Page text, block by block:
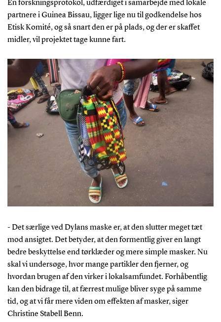
En forskningsprotokol, udfærdiget i samarbejde med lokale
partnere i Guinea Bissau, ligger lige nu til godkendelse hos
Etisk Komité, og så snart den er på plads, og der er skaffet
midler, vil projektet tage kunne fart.
- Det særlige ved Dylans maske er, at den slutter meget tæt
mod ansigtet. Det betyder, at den formentlig giver en langt
bedre beskyttelse end tørklæder og mere simple masker. Nu
skal vi undersøge, hvor mange partikler den fjerner, og
hvordan brugen af den virker i lokalsamfundet. Forhåbentlig
kan den bidrage til, at færrest mulige bliver syge på samme
tid, og at vi får mere viden om effekten af masker, siger
Christine Stabell Benn.